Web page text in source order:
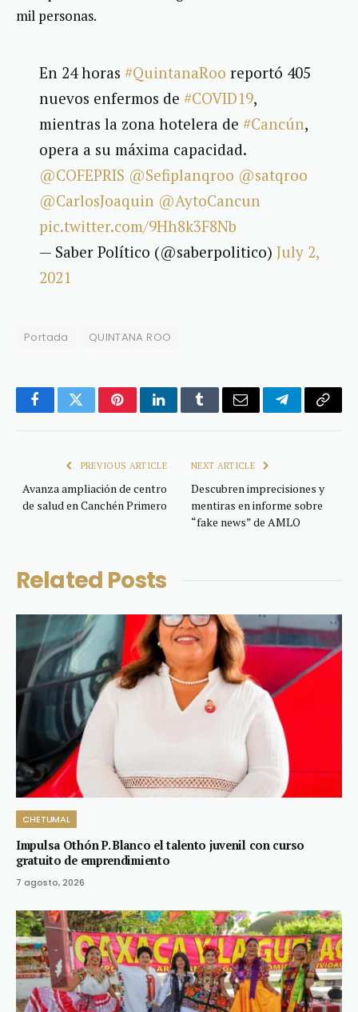
mil personas.
En 24 horas #QuintanaRoo reportó 405
nuevos enfermos de #COVID19,
mientras la zona hotelera de #Cancún,
opera a su máxima capacidad.
@COFEPRIS @Sefiplanqroo @satqroo
@CarlosJoaquin @AytoCancun
pic.twitter.com/9Hh8k3F8Nb
— Saber Político (@saberpolitico) July 2,
2021
Portada QUINTANA ROO
FacebookTwitterPinterestLinkedInTumblrEmail TelegramCopy
PREVIOUS ARTICLE
Avanza ampliación de centro
de salud en Canchén Primero
NEXT ARTICLE
Descubren imprecisiones y
mentiras en informe sobre
“fake news” de AMLO
Related Posts
CHETUMAL
Impulsa Othón P. Blanco el talento juvenil con curso
gratuito de emprendimiento
7 agosto, 2026